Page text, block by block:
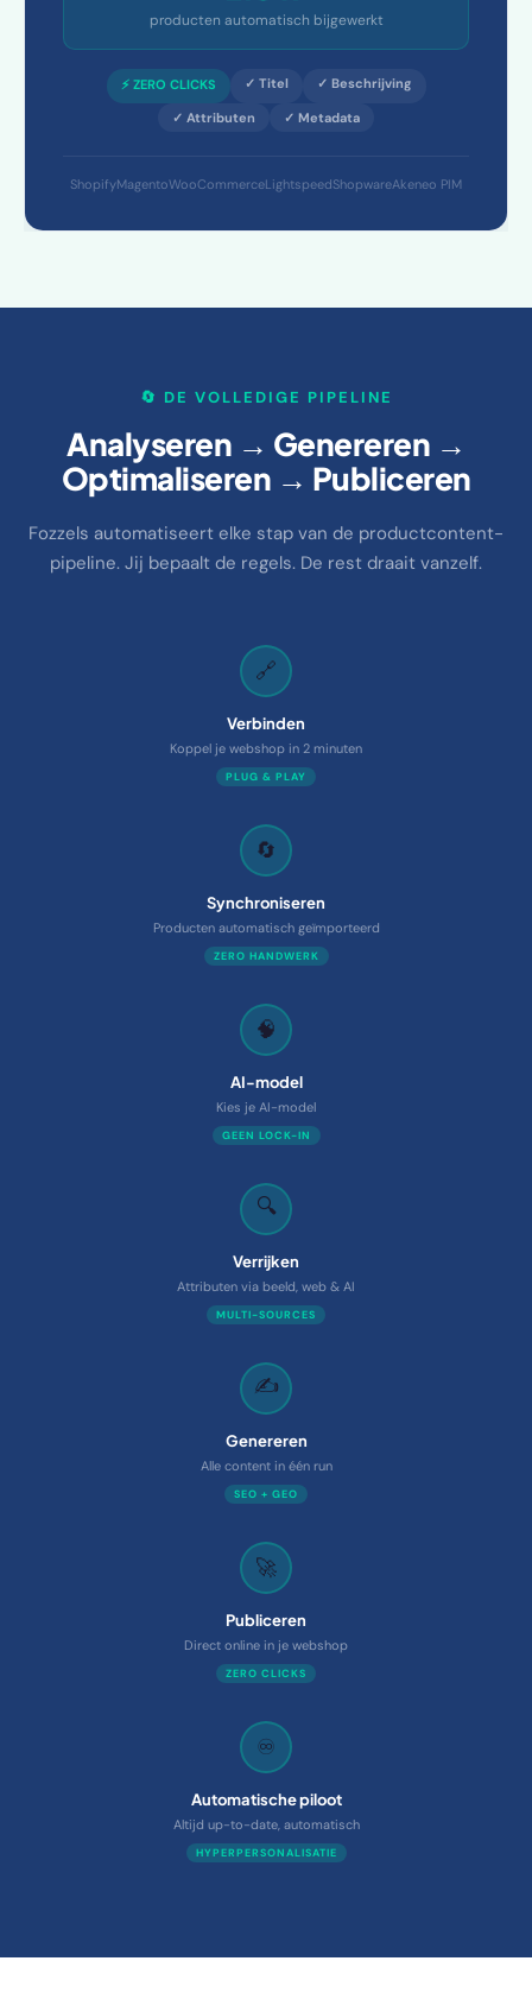
producten automatisch bijgewerkt
⚡ ZERO CLICKS ✓ Titel ✓ Beschrijving
✓ Attributen ✓ Metadata
ShopifyMagentoWooCommerceLightspeedShopwareAkeneo PIM
🔄 DE VOLLEDIGE PIPELINE
Analyseren → Genereren →
Optimaliseren → Publiceren
Fozzels automatiseert elke stap van de productcontent-
pipeline. Jij bepaalt de regels. De rest draait vanzelf.
🔗
Verbinden
Koppel je webshop in 2 minuten
PLUG & PLAY
🔄
Synchroniseren
Producten automatisch geïmporteerd
ZERO HANDWERK
🧠
AI-model
Kies je AI-model
GEEN LOCK-IN
🔍
Verrijken
Attributen via beeld, web & AI
MULTI-SOURCES
✍️
Genereren
Alle content in één run
SEO + GEO
🚀
Publiceren
Direct online in je webshop
ZERO CLICKS
♾️
Automatische piloot
Altijd up-to-date, automatisch
HYPERPERSONALISATIE